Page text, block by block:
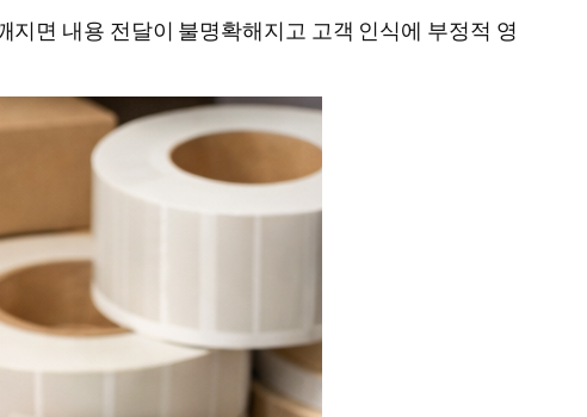
면 내용 전달이 불명확해지고 고객 인식에 부정적 영